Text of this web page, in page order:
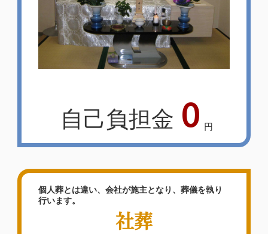
自己負担金 0 円
個人葬とは違い、会社が施主となり、葬儀を執り
行います。
社葬